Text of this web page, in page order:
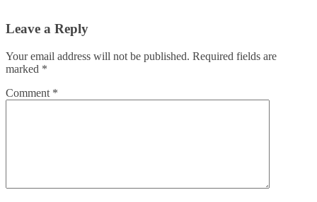
Leave a Reply
Your email address will not be published. Required fields are
marked *
Comment *